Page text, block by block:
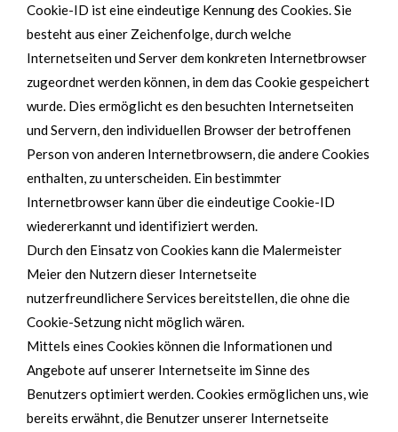
Cookie-ID ist eine eindeutige Kennung des Cookies. Sie
besteht aus einer Zeichenfolge, durch welche
Internetseiten und Server dem konkreten Internetbrowser
zugeordnet werden können, in dem das Cookie gespeichert
wurde. Dies ermöglicht es den besuchten Internetseiten
und Servern, den individuellen Browser der betroffenen
Person von anderen Internetbrowsern, die andere Cookies
enthalten, zu unterscheiden. Ein bestimmter
Internetbrowser kann über die eindeutige Cookie-ID
wiedererkannt und identifiziert werden.
Durch den Einsatz von Cookies kann die Malermeister
Meier den Nutzern dieser Internetseite
nutzerfreundlichere Services bereitstellen, die ohne die
Cookie-Setzung nicht möglich wären.
Mittels eines Cookies können die Informationen und
Angebote auf unserer Internetseite im Sinne des
Benutzers optimiert werden. Cookies ermöglichen uns, wie
bereits erwähnt, die Benutzer unserer Internetseite